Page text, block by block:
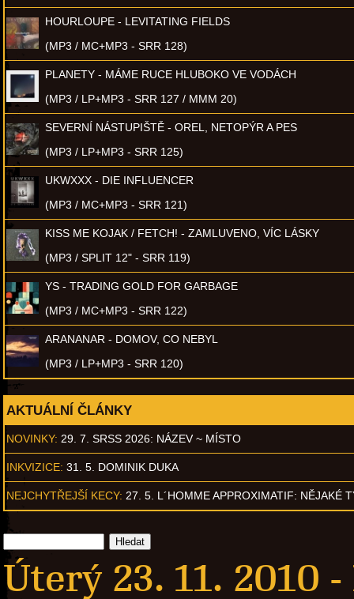
HOURLOUPE - LEVITATING FIELDS
(MP3 / MC+MP3 - SRR 128)
PLANETY - MÁME RUCE HLUBOKO VE VODÁCH
(MP3 / LP+MP3 - SRR 127 / MMM 20)
SEVERNÍ NÁSTUPIŠTĚ - OREL, NETOPÝR A PES
(MP3 / LP+MP3 - SRR 125)
UKWXXX - DIE INFLUENCER
(MP3 / MC+MP3 - SRR 121)
KISS ME KOJAK / FETCH! - ZAMLUVENO, VÍC LÁSKY
(MP3 / SPLIT 12" - SRR 119)
YS - TRADING GOLD FOR GARBAGE
(MP3 / MC+MP3 - SRR 122)
ARANANAR - DOMOV, CO NEBYL
(MP3 / LP+MP3 - SRR 120)
AKTUÁLNÍ ČLÁNKY
NOVINKY: 29. 7. SRSS 2026: NÁZEV ~ MÍSTO
INKVIZICE: 31. 5. DOMINIK DUKA
NEJCHYTŘEJŠÍ KECY: 27. 5. L´HOMME APPROXIMATIF: NĚJAKÉ
Úterý 23. 11. 2010 -